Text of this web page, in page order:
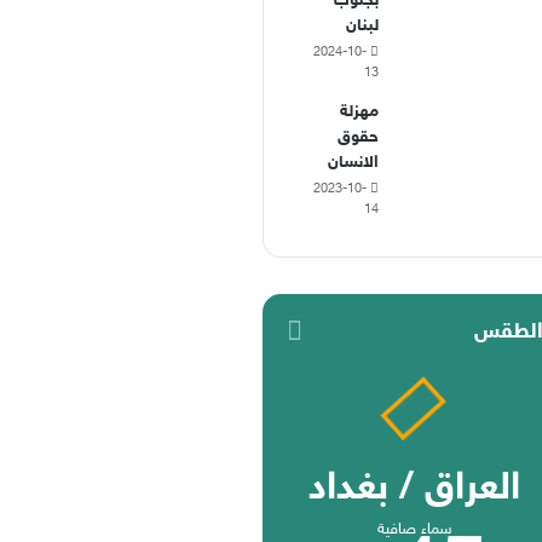
لبنان
2024-10-
13
مهزلة
حقوق
الانسان
2023-10-
14
الطقس
العراق / بغداد
سماء صافية